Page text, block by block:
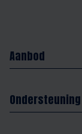
Aanbod
Ondersteuning